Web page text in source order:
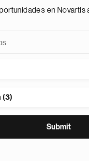
en Novartis
(3)